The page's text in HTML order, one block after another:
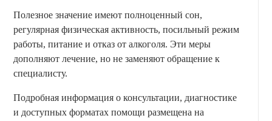
Полезное значение имеют полноценный сон,
регулярная физическая активность, посильный режим
работы, питание и отказ от алкоголя. Эти меры
дополняют лечение, но не заменяют обращение к
специалисту.
Подробная информация о консультации, диагностике
и доступных форматах помощи размещена на